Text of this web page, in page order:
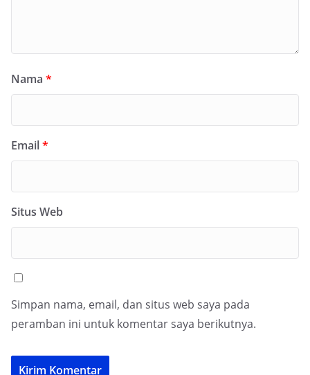
Nama *
Email*
Situs Web
Simpan nama, email, dan situs web saya pada
peramban ini untuk komentar saya berikutnya.